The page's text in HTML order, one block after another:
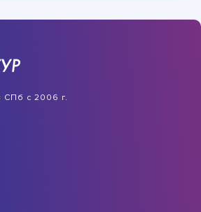
СПб с 2006 г.